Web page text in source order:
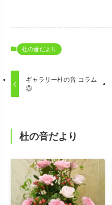
杜の音だより
ギャラリー杜の音 コラム
⑤
杜の音だより